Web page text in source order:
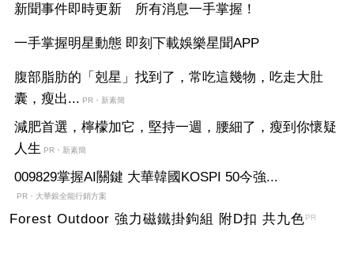
新聞事件即時更新 所有消息一手掌握！
一手掌握明星動態 即刻下載娛樂星聞APP
腹部脂肪的「剋星」找到了，常吃這幾物，吃走大肚
囊，瘦出... PR・新素簡
減肥首選，檸檬加它，堅持一週，腰細了，瘦到你懷疑
人生 PR・新素簡
009829掌握AI關鍵 大華韓國KOSPI 50今強...
PR・大華銀全能行銷方案
Forest Outdoor 強力磁鐵掛鉤組 附D扣 共九色PR